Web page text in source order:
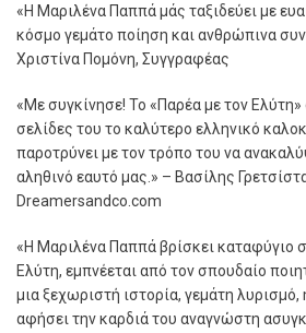
«Η Μαριλένα Παππά μάς ταξιδεύει με
κόσμο γεμάτο ποίηση και ανθρώπινα
Χριστίνα Πομόνη, Συγγραφέας
«Με συγκίνησε! Το «Παρέα με τον Ελύτη»
σελίδες του το καλύτερο ελληνικό
παροτρύνει με τον τρόπο του να
αληθινό εαυτό μας.» – Βασίλης
Dreamersandco.com
«Η Μαριλένα Παππά βρίσκει καταφύγιο
Ελύτη, εμπνέεται από τον σπουδαίο
μια ξεχωριστή ιστορία, γεμάτη λυρισμό,
αφήσει την καρδιά του αναγνώστη